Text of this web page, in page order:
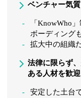
ベンチャー気
「KnowWho
ボーディング
拡大中の組織
法律に限らず
ある人材を歓迎
安定した土台